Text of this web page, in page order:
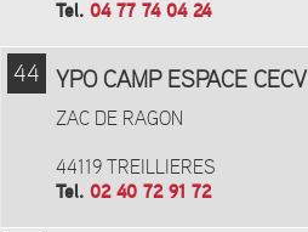
Tel. 04 77 74 04 24
44 YPO CAMP ESPACE CECV
ZAC DE RAGON
44119 TREILLIERES
Tel. 02 40 72 91 72